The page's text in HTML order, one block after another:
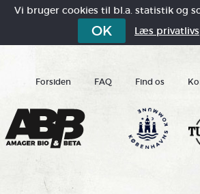
Vi bruger cookies til bl.a. statistik og
OK Læs
Forsiden FAQ Find os